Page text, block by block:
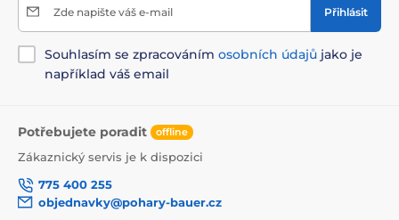
Zde napište váš e-mail Přihlásit
Souhlasím se zpracováním osobních údajů jako je
například váš email
Potřebujete poradit offline
Zákaznický servis je k dispozici
775 400 255
objednavky@pohary-bauer.cz